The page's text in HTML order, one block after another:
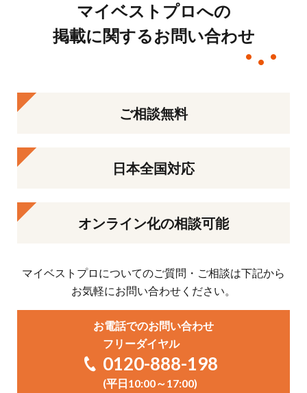
マイベストプロへの
掲載に関するお問い合わせ
ご相談無料
日本全国対応
オンライン化の相談可能
マイベストプロについてのご質問・ご相談は下記から
お気軽にお問い合わせください。
お電話でのお問い合わせ
フリーダイヤル
0120-888-198
(平日10:00～17:00)